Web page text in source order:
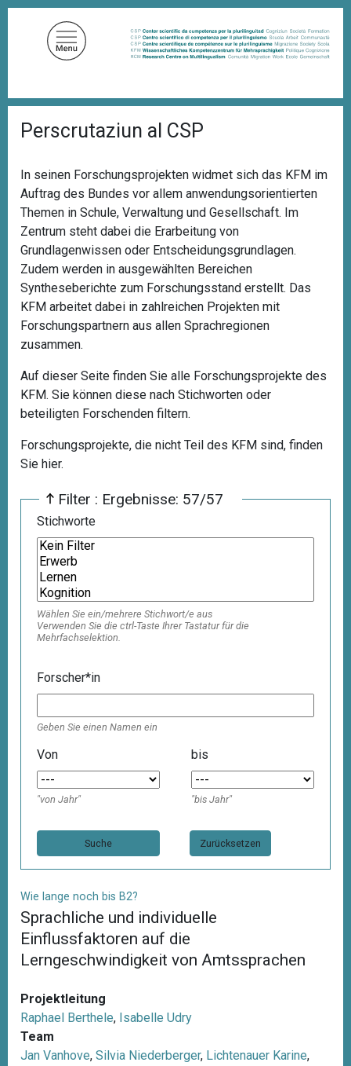
D
f
a
n
a
v
i
g
a
t
i
o
n
Perscrutaziun al CSP
In seinen Forschungsprojekten widmet sich das KFM im
Auftrag des Bundes vor allem anwendungsorientierten
Themen in Schule, Verwaltung und Gesellschaft. Im
Zentrum steht dabei die Erarbeitung von
Grundlagenwissen oder Entscheidungsgrundlagen.
Zudem werden in ausgewählten Bereichen
Syntheseberichte zum Forschungsstand erstellt. Das
KFM arbeitet dabei in zahlreichen Projekten mit
Forschungspartnern aus allen Sprachregionen
zusammen.
Auf dieser Seite finden Sie alle Forschungsprojekte des
KFM. Sie können diese nach Stichworten oder
beteiligten Forschenden filtern.
Forschungsprojekte, die nicht Teil des KFM sind, finden
Sie hier.
Filter : Ergebnisse: 57/57
Stichworte
Wählen Sie ein/mehrere Stichwort/e aus
Verwenden Sie die ctrl-Taste Ihrer Tastatur für die
Mehrfachselektion.
Forscher*in
Geben Sie einen Namen ein
Von
"von Jahr"
bis
"bis Jahr"
Zurücksetzen
Wie lange noch bis B2?
Sprachliche und individuelle
Einflussfaktoren auf die
Lerngeschwindigkeit von Amtssprachen
Projektleitung
Raphael Berthele, Isabelle Udry
Team
Jan Vanhove, Silvia Niederberger, Lichtenauer Karine,